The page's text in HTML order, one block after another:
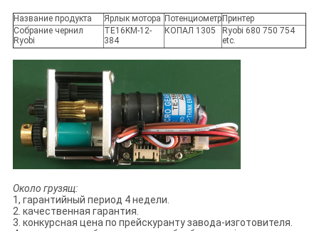
Название продукта Ярлык мотора Потенциометр Принтер
Собрание чернил
Ryobi
TE16KM-12-
384
КОПАЛ 1305
Ryobi 680 750 754
etc.
Около грузящ:
1, гарантийный период 4 недели.
2. качественная гарантия.
3. конкурсная цена по прейскуранту завода-изготовителя.